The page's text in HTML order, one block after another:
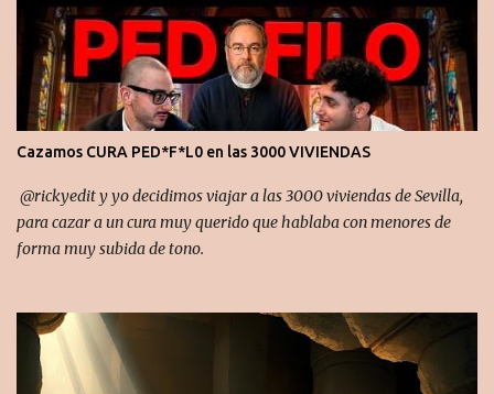
o
s
Cazamos CURA PED*F*L0 en las 3000 VIVIENDAS
​ ‪@rickyedit‬ y yo decidimos viajar a las 3000 viviendas de Sevilla,
para cazar a un cura muy querido que hablaba con menores de
forma muy subida de tono.